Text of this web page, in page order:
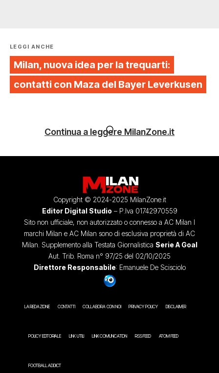
LEGGI ANCHE
Milan, nuova idea per la trequarti:
contatti con Maza del Bayer Leverkusen
Continua a leggere MilanZone.it
Copyright © 2024-2025 MilanZone.it
Editor Digital Studio – P.Iva 01742970559
Sito non ufficiale, non autorizzato o connesso a AC Milan I
marchi Milan e AC Milan sono di esclusiva proprietà di AC
Milan. Supplemento alla Testata Giornalistica Serie A Goal
Aut. Trib. Roma n° 97/25 del 02/10/2025
Direttore Responsabile: Emanuele De Scisciolo
LA REDAZIONE CONTATTI COLLABORA CON NOI PRIVACY POLICY DISCLAIMER
POLICY EDITORIALE LINK UTILI LINK COMUNICATION RSS FEED ATOM FEED
FOOTBALL ADDICT